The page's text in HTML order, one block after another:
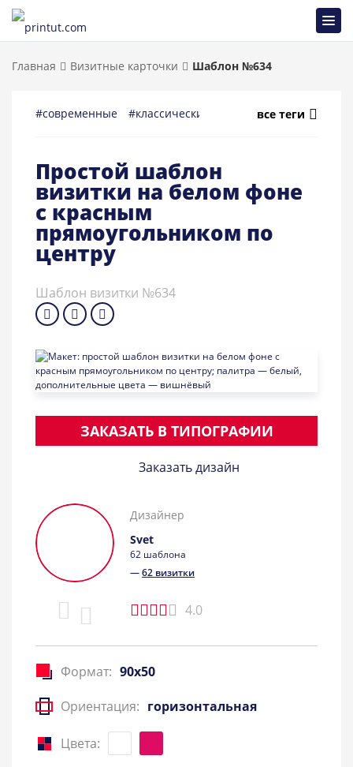
Главная Визитные карточки Шаблон №634
#современные #классические #универсальные
все теги
Простой шаблон
визитки на белом фоне
с красным
прямоугольником по
центру
Шаблон визитки №634
ЗАКАЗАТЬ В ТИПОГРАФИИ
Заказать дизайн
Дизайнер
Svet
62 шаблона
—62 визитки
4.0
Формат: 90x50
Ориентация: горизонтальная
Цвета: